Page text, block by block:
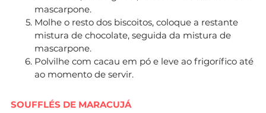
mascarpone.
Molhe o resto dos biscoitos, coloque a restante
mistura de chocolate, seguida da mistura de
mascarpone.
Polvilhe com cacau em pó e leve ao frigorífico até
ao momento de servir.
SOUFFLÉS DE MARACUJÁ